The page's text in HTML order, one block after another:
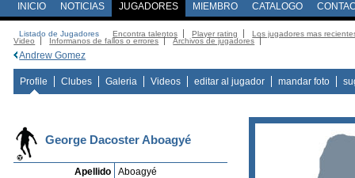
INICIO NOTICIAS JUGADORES MIEMBRO CATALOGO
Listado de Jugadores Encontra talentos Player rating
Los jugadores mas
Video
Informanos de fallos o errores Archivos de jugadores
Andrew Gomez
Profile Clubes Galeria Videos editar al jugador mandar foto
George Dacoster Aboagyé
Apellido
Aboagyé